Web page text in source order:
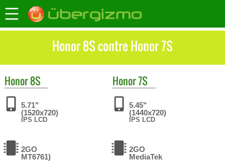
Honor 8S contre Honor 7S
Honor8S
5.71"
(1520x720)
IPS LCD
2GO
MT6761)
Honor7S
5.45"
(1440x720)
IPS LCD
2GO
MediaTek